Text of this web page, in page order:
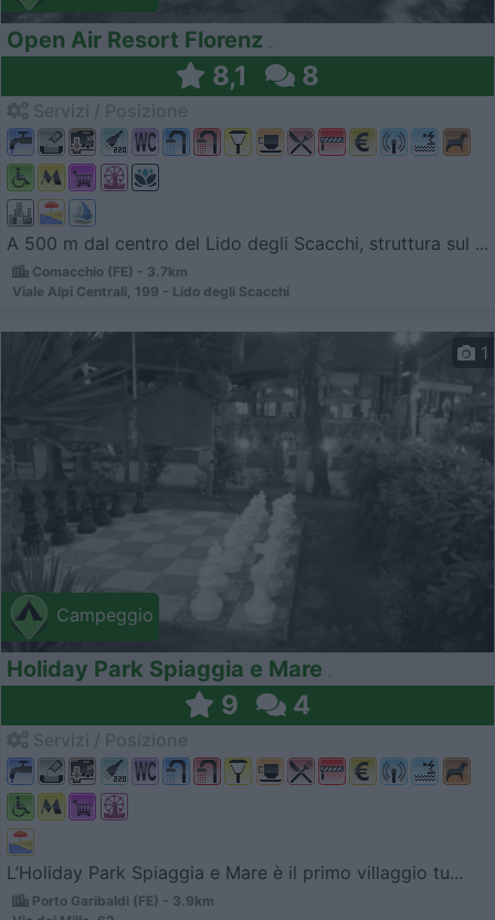
Open Air Resort Florenz
8,1 8
A 500 m dal centro del Lido degli Scacchi, struttura sul ...
Comacchio (FE) - 3.7km
Viale Alpi Centrali, 199 - Lido degli Scacchi
Campeggio
1
Holiday Park Spiaggia e Mare
9 4
L’Holiday Park Spiaggia e Mare è il primo villaggio tu...
Porto Garibaldi (FE) - 3.9km